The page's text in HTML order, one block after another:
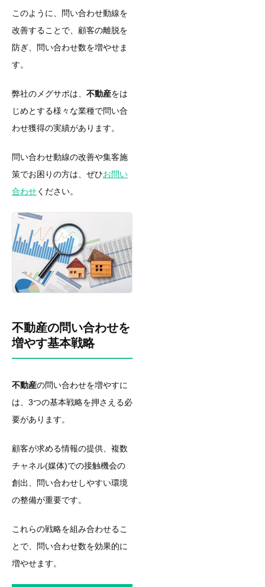
このように、問い合わせ動線を
改善することで、顧客の離脱を
防ぎ、問い合わせ数を増やせま
す。
弊社のメグサポは、 不動産をは
じめとする様々な業種で問い合
わせ獲得の実績があります。
問い合わせ動線の改善や集客施
策でお困りの方は、ぜひお問い
合わせください。
不動産の問い合わせを
増やす基本戦略
不動産の問い合わせを増やすに
は、3つの基本戦略を押さえる必
要があります。
顧客が求める情報の提供、複数
チャネル(媒体)での接触機会の
創出、問い合わせしやすい環境
の整備が重要です。
これらの戦略を組み合わせるこ
とで、問い合わせ数を効果的に
増やせます。